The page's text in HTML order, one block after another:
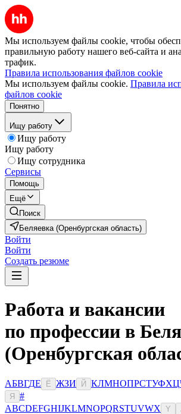
Мы используем файлы cookie, чтобы
правильную работу нашего веб-сайта и
трафик.
Правила использования файлов cookie
Мы используем файлы cookie. Правила
файлов cookie
Понятно
Ищу работу
Ищу работу
Ищу работу
Ищу сотрудника
Сервисы
Помощь
Ещё
Поиск
Беляевка (Оренбургская область)
Войти
Войти
Создать резюме
Работа и вакансии
по профессии в
(Оренбургская
АБВГДЕ Ё ЖЗИ Й КЛМНОПРСТУФХЦ
Я
#
ABCDEFGHIJKLMNOPQRSTUVWX Y